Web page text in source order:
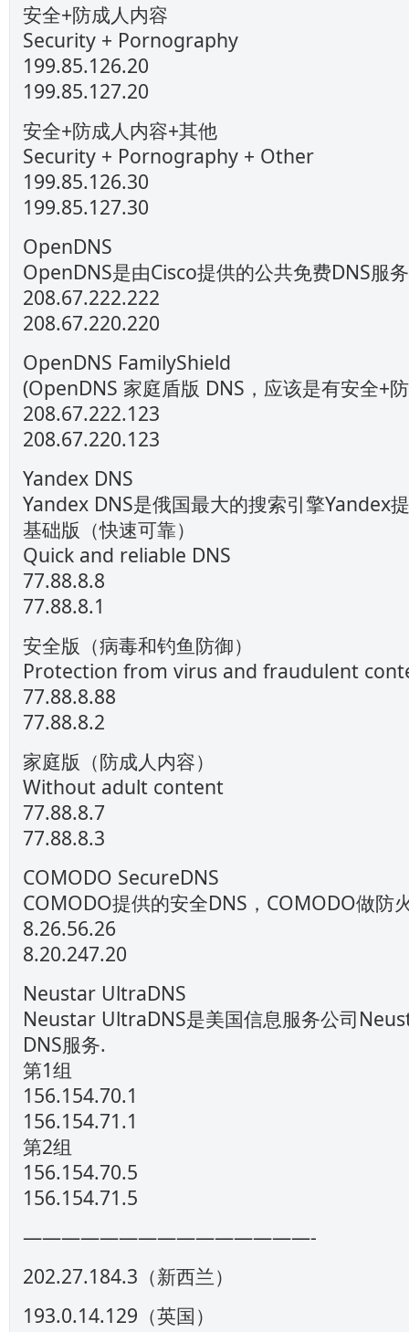
安全+防成人内容
Security + Pornography
199.85.126.20
199.85.127.20
安全+防成人内容+其他
Security + Pornography + Other
199.85.126.30
199.85.127.30
OpenDNS
OpenDNS是由Cisco提供的公共免费DNS服
208.67.222.222
208.67.220.220
OpenDNS FamilyShield
(OpenDNS 家庭盾版 DNS，应该是有安全+
208.67.222.123
208.67.220.123
Yandex DNS
Yandex DNS是俄国最大的搜索引擎Yandex
基础版（快速可靠）
Quick and reliable DNS
77.88.8.8
77.88.8.1
安全版（病毒和钓鱼防御）
Protection from virus and fraudulent
77.88.8.88
77.88.8.2
家庭版（防成人内容）
Without adult content
77.88.8.7
77.88.8.3
COMODO SecureDNS
COMODO提供的安全DNS，COMODO做防
8.26.56.26
8.20.247.20
Neustar UltraDNS
Neustar UltraDNS是美国信息服务公司
DNS服务.
第1组
156.154.70.1
156.154.71.1
第2组
156.154.70.5
156.154.71.5
———————————————-
202.27.184.3（新西兰）
193.0.14.129（英国）